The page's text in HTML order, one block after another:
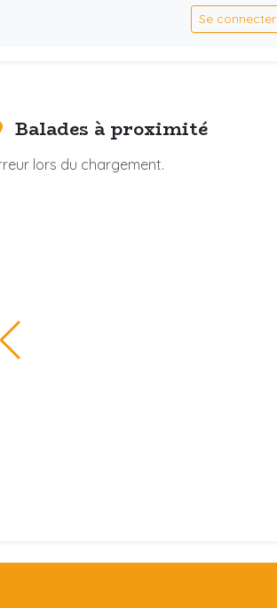
Se connecter
Balades à proximité
lors du chargement.